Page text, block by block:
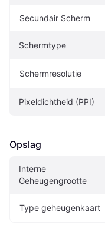
Secundair Scherm
Schermtype
Schermresolutie
Pixeldichtheid (PPI)
Opslag
Interne
Geheugengrootte
Type geheugenkaart